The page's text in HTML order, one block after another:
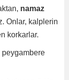
namaz
Onlar, kalplerin
korkarlar.
peygambere